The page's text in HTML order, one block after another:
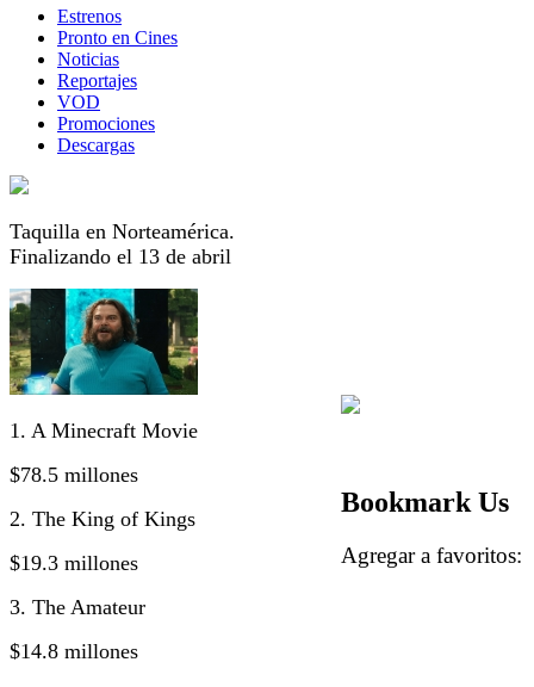
Estrenos
Pronto en Cines
Noticias
Reportajes
VOD
Promociones
Descargas
Taquilla en Norteamérica.
Finalizando el 13 de abril
1. A Minecraft Movie
$78.5 millones
2. The King of Kings
$19.3 millones
3. The Amateur
$14.8 millones
Bookmark Us
Agregar a